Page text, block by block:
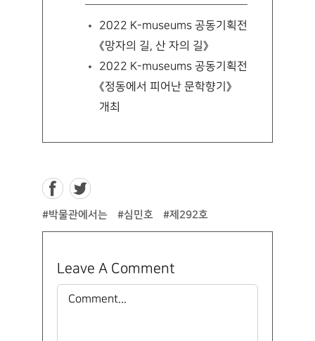
2022 K-museums 공동기획전
《망자의 길, 산 자의 길》
2022 K-museums 공동기획전
《정동에서 피어난 문학향기》
개최
#박물관에서는 #심민호 #제292호
Leave A Comment
Comment